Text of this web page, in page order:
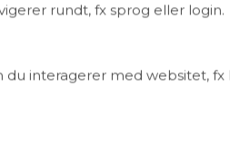
klima
at dette vil kunne ske
at en sådan udvikling er
rundt, fx sprog eller login.
du interagerer med websitet,